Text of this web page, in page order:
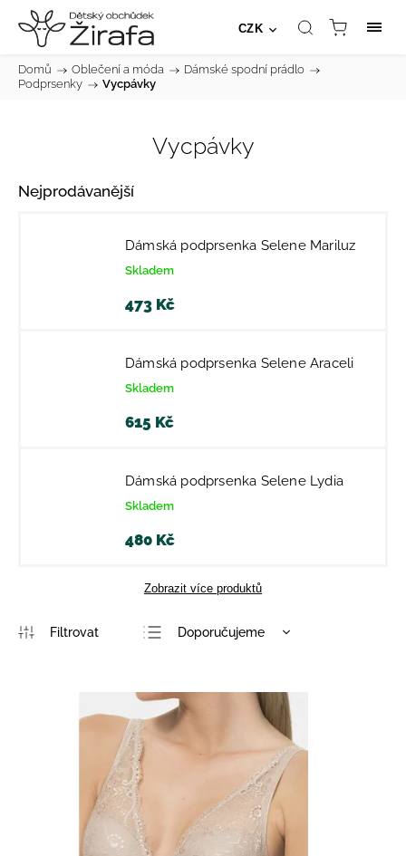
CZK
Domů / Oblečení a móda / Dámské spodní prádlo /
Podprsenky / Vycpávky
Vycpávky
Nejprodávanější
Dámská podprsenka Selene Mariluz
Skladem
473 Kč
Dámská podprsenka Selene Araceli
Skladem
615 Kč
Dámská podprsenka Selene Lydia
Skladem
480 Kč
Zobrazit více produktů
Doporučujeme
Nejdražší
Nejprodávanější
Abecedně